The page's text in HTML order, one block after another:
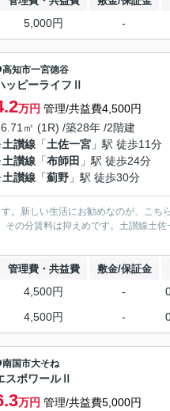
5,000円 -
高知市一宮徳谷
ッピーライフⅡ
万円 管理/共益費4,500円
㎡ (1R) /築28年 /2階建
土讃線 「土佐一宮 」駅 徒歩11分
土讃線 「布師田 」駅 徒歩24分
土讃線 「薊野 」駅 徒歩30分
。新しい生活にお勧めなのが、こ
その分賃料は抑えめです。土讃線土
管理費・共益費 敷金/保証金
4,500円 -
4,500円 -
南国市大そね
スポワールⅡ
万円 管理/共益費5,000円